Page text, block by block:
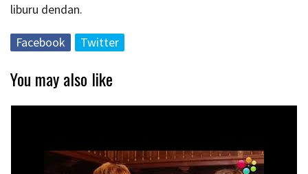
liburu dendan.
Facebook Twitter
You may also like